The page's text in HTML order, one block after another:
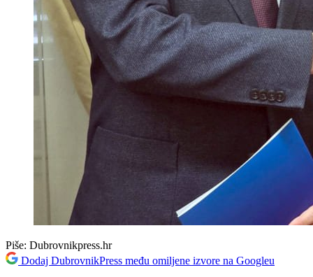
Piše: Dubrovnikpress.hr
Dodaj DubrovnikPress među omiljene izvore na Googleu